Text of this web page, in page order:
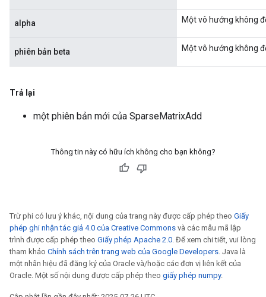
alpha Một vô hướng không
phiên bản beta Một vô hướng không
Trả lại
một phiên bản mới của SparseMatrixAdd
Thông tin này có hữu ích không cho bạn không?
Trừ phi có lưu ý khác, nội dung của trang này được cấp phép theo Giấy
phép ghi nhận tác giả 4.0 của Creative Commons và các mẫu mã lập
trình được cấp phép theo Giấy phép Apache 2.0. Để xem chi tiết, vui lòng
tham khảo Chính sách trên trang web của Google Developers. Java là
một nhãn hiệu đã đăng ký của Oracle và/hoặc các đơn vị liên kết của
Oracle. Một số nội dung được cấp phép theo giấy phép numpy.